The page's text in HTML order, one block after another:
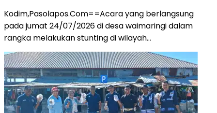
Kodim,Pasolapos.Com==Acara yang berlangsung
pada jumat 24/07/2026 di desa waimaringi dalam
rangka melakukan stunting di wilayah…